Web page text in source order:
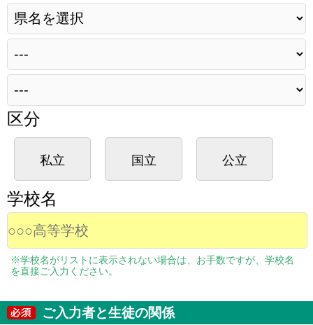
区分
私立 国立 公立
学校名
※学校名がリストに表示されない場合は、お手数ですが、学校名
を直接ご入力ください。
ご入力者と生徒の関係